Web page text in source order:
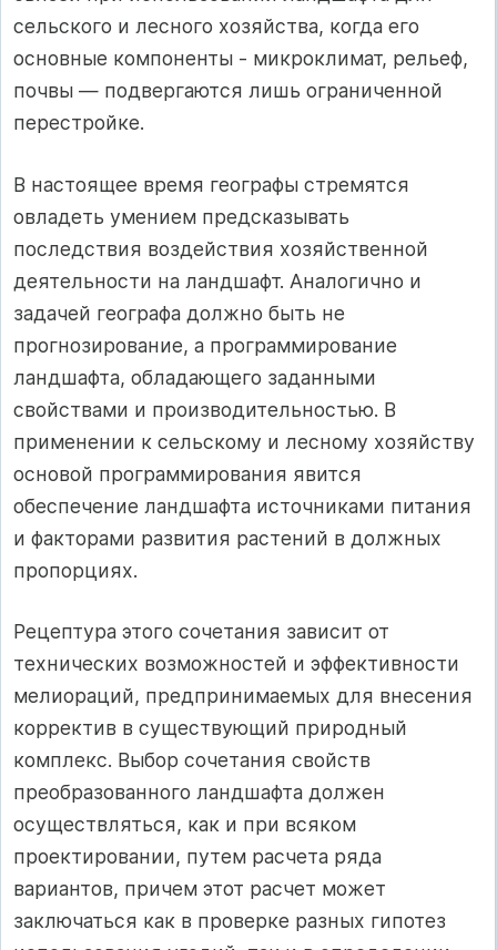
сельского и лесного хозяйства, когда его
основные компоненты - микроклимат, рельеф,
почвы — подвергаются лишь ограниченной
перестройке.
В настоящее время географы стремятся
овладеть умением предсказывать
последствия воздействия хозяйственной
деятельности на ландшафт. Аналогично и
задачей географа должно быть не
прогнозирование, а программирование
ландшафта, обладающего заданными
свойствами и производительностью. В
применении к сельскому и лесному хозяйству
основой программирования явится
обеспечение ландшафта источниками питания
и факторами развития растений в должных
пропорциях.
Рецептура этого сочетания зависит от
технических возможностей и эффективности
мелиораций, предпринимаемых для внесения
корректив в существующий природный
комплекс. Выбор сочетания свойств
преобразованного ландшафта должен
осуществляться, как и при всяком
проектировании, путем расчета ряда
вариантов, причем этот расчет может
заключаться как в проверке разных гипотез